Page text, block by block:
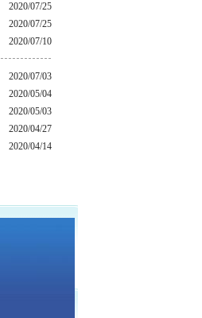
2020/07/25
2020/07/25
2020/07/10
2020/07/03
2020/05/04
2020/05/03
2020/04/27
2020/04/14